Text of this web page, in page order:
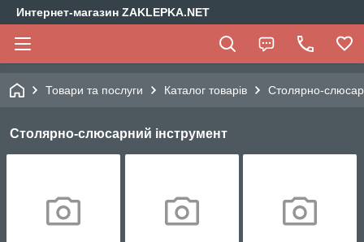
Интернет-магазин ZAKLEPKA.NET
Товари та послуги Каталог товарів Столярно-
Столярно-слюсарний інструмент